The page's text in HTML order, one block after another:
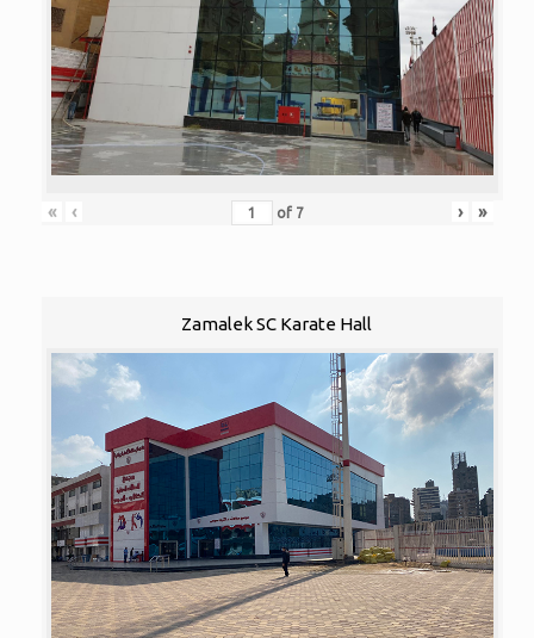
« ‹ of 7 › »
Zamalek SC Karate Hall